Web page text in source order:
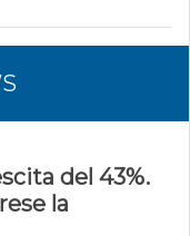
del 43%.
la